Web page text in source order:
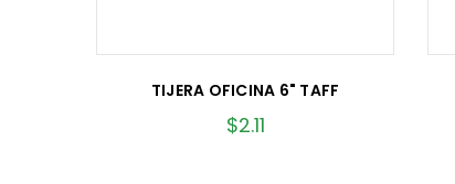
TIJERA OFICINA 6" TAFF
$2.11